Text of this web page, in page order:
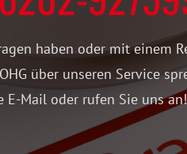
haben oder mit einem
über unseren Service
E-Mail oder rufen Sie uns an!